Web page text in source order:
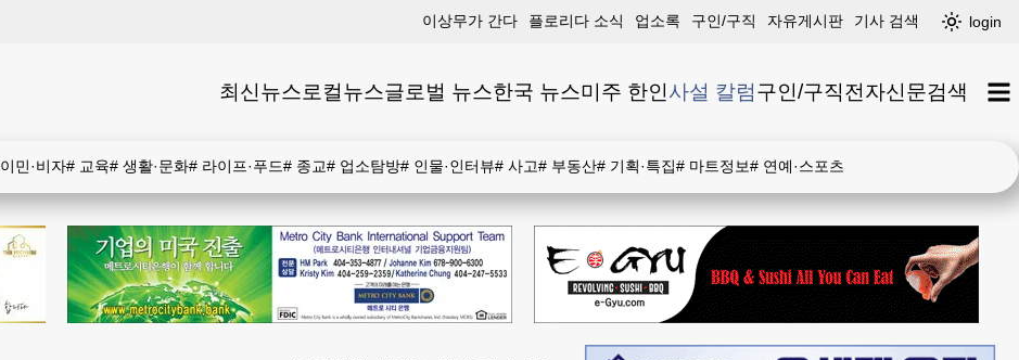
이상무가 간다 플로리다 소식 업소록 구인/구직 자유게시판 기사 검색 login
최신뉴스로컬뉴스글로벌 뉴스한국 뉴스미주 한인사설 칼럼구인/구직전자신문검색
이민·비자# 교육# 생활·문화# 라이프·푸드# 종교# 업소탐방# 인물·인터뷰# 사고# 부동산# 기획·특집# 마트정보# 연예·스포츠